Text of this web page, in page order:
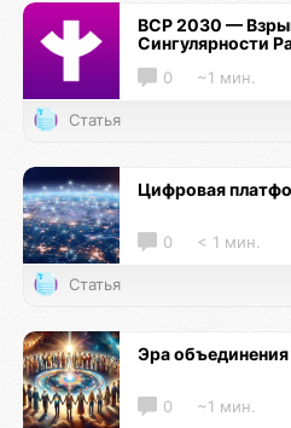
ВСР 2030 —
Сингулярности
0 ~1 мин.
Статья
Цифровая
0 < 1 мин.
Статья
Эра объединения
0 ~1 мин.